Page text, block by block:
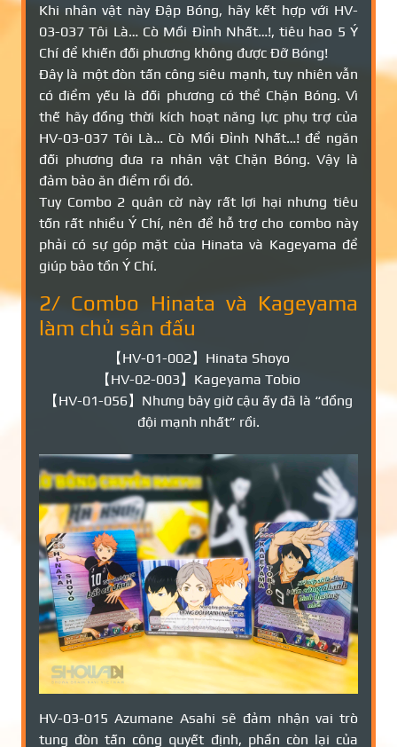
Khi nhân vật này Đập Bóng, hãy kết hợp với HV-
03-037 Tôi Là… Cò Mồi Đỉnh Nhất…!, tiêu hao 5 Ý
Chí để khiến đối phương không được Đỡ Bóng!
Đây là một đòn tấn công siêu mạnh, tuy nhiên vẫn
có điểm yếu là đối phương có thể Chặn Bóng. Vì
thế hãy đồng thời kích hoạt năng lực phụ trợ của
HV-03-037 Tôi Là… Cò Mồi Đỉnh Nhất…! để ngăn
đối phương đưa ra nhân vật Chặn Bóng. Vậy là
đảm bảo ăn điểm rồi đó.
Tuy Combo 2 quân cờ này rất lợi hại nhưng tiêu
tốn rất nhiều Ý Chí, nên để hỗ trợ cho combo này
phải có sự góp mặt của Hinata và Kageyama để
giúp bảo tồn Ý Chí.
2/ Combo Hinata và Kageyama
làm chủ sân đấu
【HV-01-002】Hinata Shoyo
【HV-02-003】Kageyama Tobio
【HV-01-056】Nhưng bây giờ cậu ấy đã là “đồng
đội mạnh nhất” rồi.
HV-03-015 Azumane Asahi sẽ đảm nhận vai trò
tung đòn tấn công quyết định, phần còn lại của